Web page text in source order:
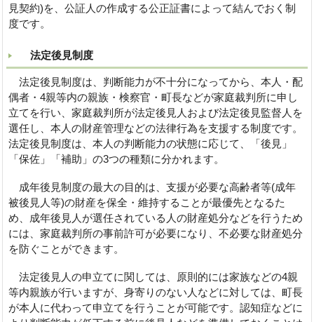
見契約)を、公証人の作成する公正証書によって結んでおく制
度です。
法定後見制度
法定後見制度は、判断能力が不十分になってから、本人・配
偶者・4親等内の親族・検察官・町長などが家庭裁判所に申し
立てを行い、家庭裁判所が法定後見人および法定後見監督人を
選任し、本人の財産管理などの法律行為を支援する制度です。
法定後見制度は、本人の判断能力の状態に応じて、「後見」
「保佐」「補助」の3つの種類に分かれます。
成年後見制度の最大の目的は、支援が必要な高齢者等(成年
被後見人等)の財産を保全・維持することが最優先となるた
め、成年後見人が選任されている人の財産処分などを行うため
には、家庭裁判所の事前許可が必要になり、不必要な財産処分
を防ぐことができます。
法定後見人の申立てに関しては、原則的には家族などの4親
等内親族が行いますが、身寄りのない人などに対しては、町長
が本人に代わって申立てを行うことが可能です。認知症などに